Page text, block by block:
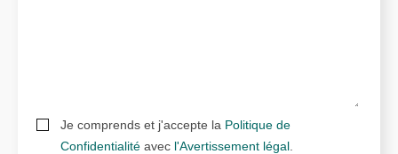
Je comprends et j'accepte la Politique de
Confidentialité avec l'Avertissement légal